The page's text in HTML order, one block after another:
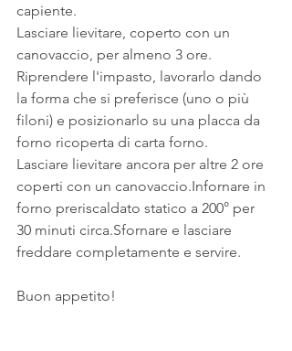
capiente.
Lasciare lievitare, coperto con un
canovaccio, per almeno 3 ore.
Riprendere l'impasto, lavorarlo dando
la forma che si preferisce (uno o più
filoni) e posizionarlo su una placca da
forno ricoperta di carta forno.
Lasciare lievitare ancora per altre 2 ore
coperti con un canovaccio.Infornare in
forno preriscaldato statico a 200° per
30 minuti circa.Sfornare e lasciare
freddare completamente e servire.
Buon appetito!